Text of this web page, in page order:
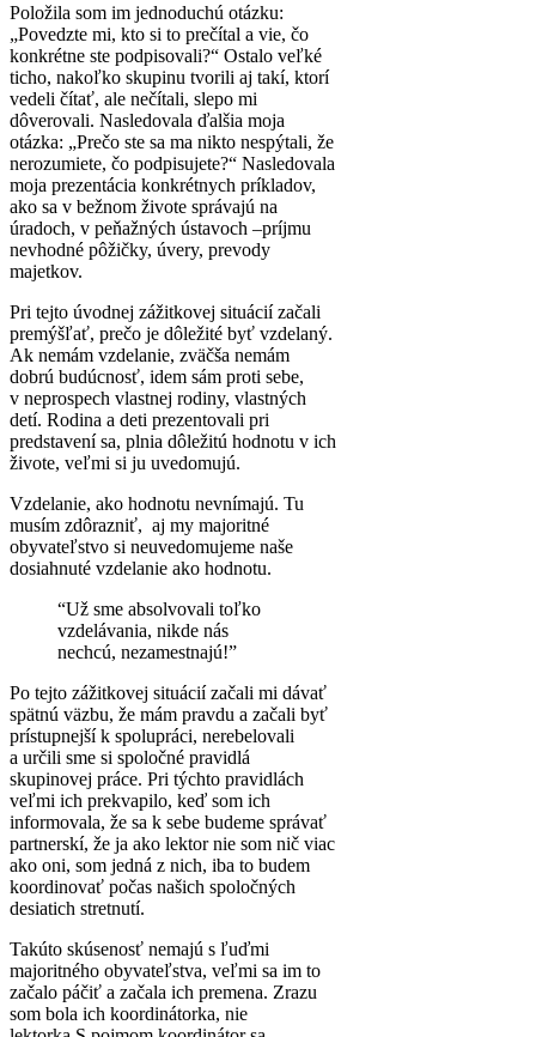
Položila som im jednoduchú otázku:
„Povedzte mi, kto si to prečítal a vie, čo
konkrétne ste podpisovali?“ Ostalo veľké
ticho, nakoľko skupinu tvorili aj takí, ktorí
vedeli čítať, ale nečítali, slepo mi
dôverovali. Nasledovala ďalšia moja
otázka: „Prečo ste sa ma nikto nespýtali, že
nerozumiete, čo podpisujete?“ Nasledovala
moja prezentácia konkrétnych príkladov,
ako sa v bežnom živote správajú na
úradoch, v peňažných ústavoch –príjmu
nevhodné pôžičky, úvery, prevody
majetkov.
Pri tejto úvodnej zážitkovej situácií začali
premýšľať, prečo je dôležité byť vzdelaný.
Ak nemám vzdelanie, zväčša nemám
dobrú budúcnosť, idem sám proti sebe,
v neprospech vlastnej rodiny, vlastných
detí. Rodina a deti prezentovali pri
predstavení sa, plnia dôležitú hodnotu v ich
živote, veľmi si ju uvedomujú.
Vzdelanie, ako hodnotu nevnímajú. Tu
musím zdôrazniť, aj my majoritné
obyvateľstvo si neuvedomujeme naše
dosiahnuté vzdelanie ako hodnotu.
“Už sme absolvovali toľko
vzdelávania, nikde nás
nechcú, nezamestnajú!”
Po tejto zážitkovej situácií začali mi dávať
spätnú väzbu, že mám pravdu a začali byť
prístupnejší k spolupráci, nerebelovali
a určili sme si spoločné pravidlá
skupinovej práce. Pri týchto pravidlách
veľmi ich prekvapilo, keď som ich
informovala, že sa k sebe budeme správať
partnerskí, že ja ako lektor nie som nič viac
ako oni, som jedná z nich, iba to budem
koordinovať počas našich spoločných
desiatich stretnutí.
Takúto skúsenosť nemajú s ľuďmi
majoritného obyvateľstva, veľmi sa im to
začalo páčiť a začala ich premena. Zrazu
som bola ich koordinátorka, nie